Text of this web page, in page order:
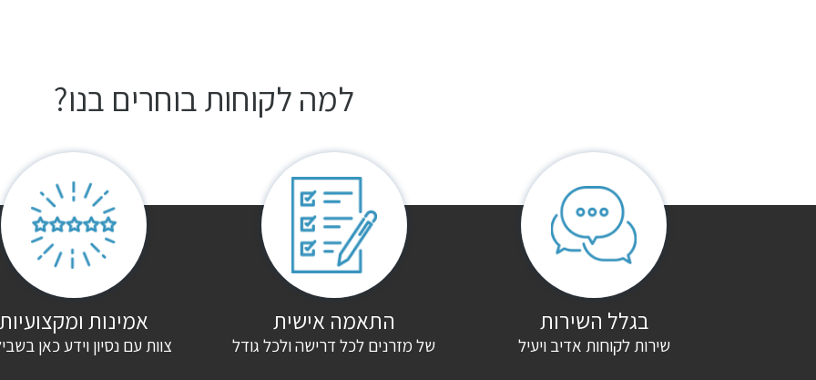
היה הראשון לכתוב סקירה “מזרן זוגי פולירון פוקט ווייב WAVE”
שדות החובה מסומנים
למה לקוחות בוחרים בנו?
בגלל השירות
שירות לקוחות אדיב ויעיל
התאמה אישית
של מזרנים לכל דרישה ולכל גודל
אמינות ומקצועיות
צוות עם נסיון וידע כאן